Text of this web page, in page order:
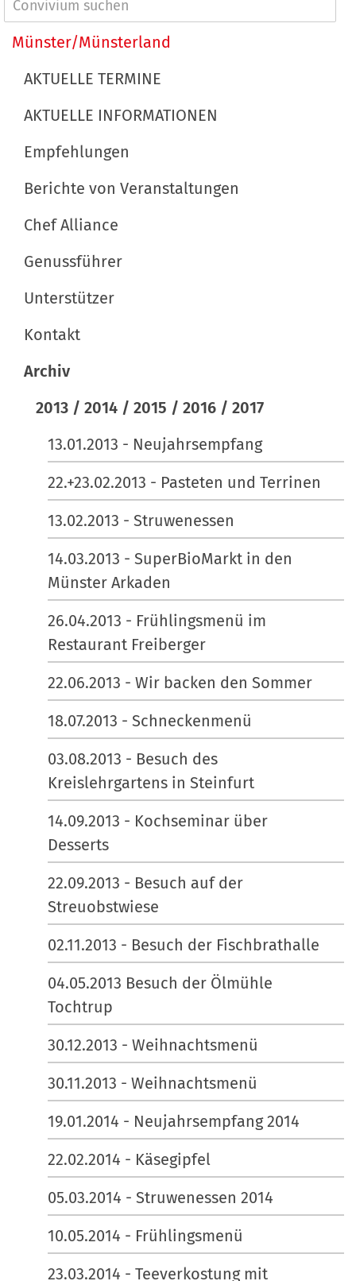
l
t
N
a
g
a
o
n
Münster/Münsterland
AKTUELLE TERMINE
AKTUELLE INFORMATIONEN
Empfehlungen
Berichte von Veranstaltungen
Chef Alliance
Genussführer
Unterstützer
Kontakt
Archiv
2013 / 2014 / 2015 / 2016 / 2017
13.01.2013 - Neujahrsempfang
22.+23.02.2013 - Pasteten und Terrinen
13.02.2013 - Struwenessen
14.03.2013 - SuperBioMarkt in den
Münster Arkaden
26.04.2013 - Frühlingsmenü im
Restaurant Freiberger
22.06.2013 - Wir backen den Sommer
18.07.2013 - Schneckenmenü
03.08.2013 - Besuch des
Kreislehrgartens in Steinfurt
14.09.2013 - Kochseminar über
Desserts
22.09.2013 - Besuch auf der
Streuobstwiese
02.11.2013 - Besuch der Fischbrathalle
04.05.2013 Besuch der Ölmühle
Tochtrup
30.12.2013 - Weihnachtsmenü
30.11.2013 - Weihnachtsmenü
19.01.2014 - Neujahrsempfang 2014
22.02.2014 - Käsegipfel
05.03.2014 - Struwenessen 2014
10.05.2014 - Frühlingsmenü
23.03.2014 - Teeverkostung mit